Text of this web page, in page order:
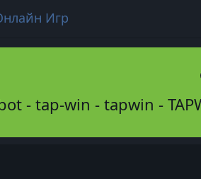
Игр
- tap-win - tapwin -